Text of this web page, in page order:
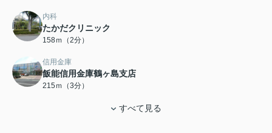
内科
たかだクリニック
158ｍ（2分）
信用金庫
飯能信用金庫鶴ヶ島支店
215ｍ（3分）
すべて見る